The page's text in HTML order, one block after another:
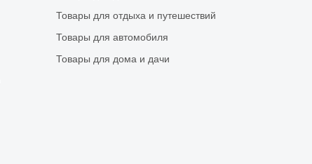
Товары для отдыха и путешествий
Товары для автомобиля
Товары для дома и дачи